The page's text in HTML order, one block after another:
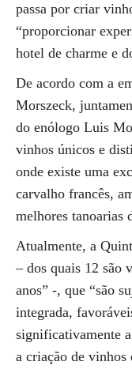
passa por criar
“proporcionar
hotel de charme e
De acordo com a
Morszeck,
do enólogo Luis
vinhos únicos e
onde existe uma
carvalho francês,
melhores tanoarias
Atualmente, a
– dos quais 12 são
anos” -, que “são
integrada,
significativamente
a criação de vinhos